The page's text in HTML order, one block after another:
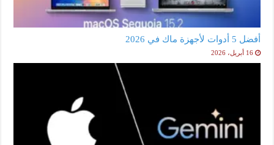
أفضل 5 أدوات لأجهزة ماك في 2026
16 أبريل، 2026